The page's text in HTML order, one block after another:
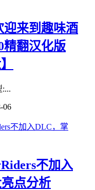
迎来到趣味酒
精翻汉化版
06
不加入
点分析